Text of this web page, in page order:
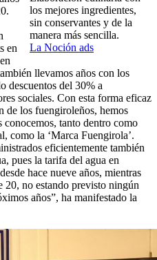
los mejores ingredientes,
sin conservantes y de la
manera más sencilla.
La Noción ads
en
llevamos años con los
descuentos del 30% a
sociales. Con esta forma eficaz
de los fuengiroleños, hemos
tanto dentro como
como la ‘Marca Fuengirola’.
eficientemente también
pues la tarifa del agua en
hace nueve años, mientras
20, no estando previsto ningún
años”, ha manifestado la